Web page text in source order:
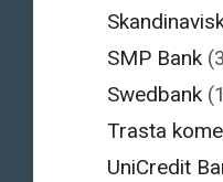
SMP Bank
Swedbank
Trasta
UniCredit